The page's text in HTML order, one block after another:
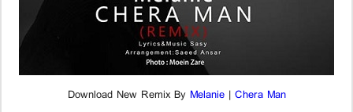
Download New Remix By Melanie| Chera Man